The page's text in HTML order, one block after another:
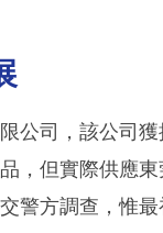
公司，該公司
，但實際供應
警方調查，惟